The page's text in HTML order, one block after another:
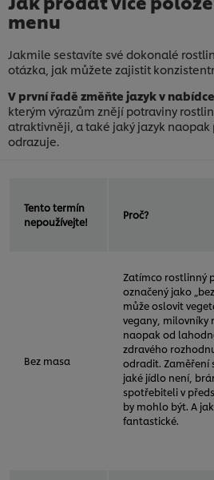
menu
Jakmile sestavíte své dokonalé
otázka, jak můžete zajistit
V první řadě změňte jazyk v
kterým výrazům znějí potraviny
atraktivněji, a také jaký jazyk
odrazuje.
Tento termín
nepoužívejte!
Proč?
Bez masa
Zatímco rostlinný
označený jako
může oslovit
vegany, milovníky
naopak od
zdravého
odradit. Zaměření
jaké jídlo není,
spotřebiteli v
by mohlo být. A
fantastické.